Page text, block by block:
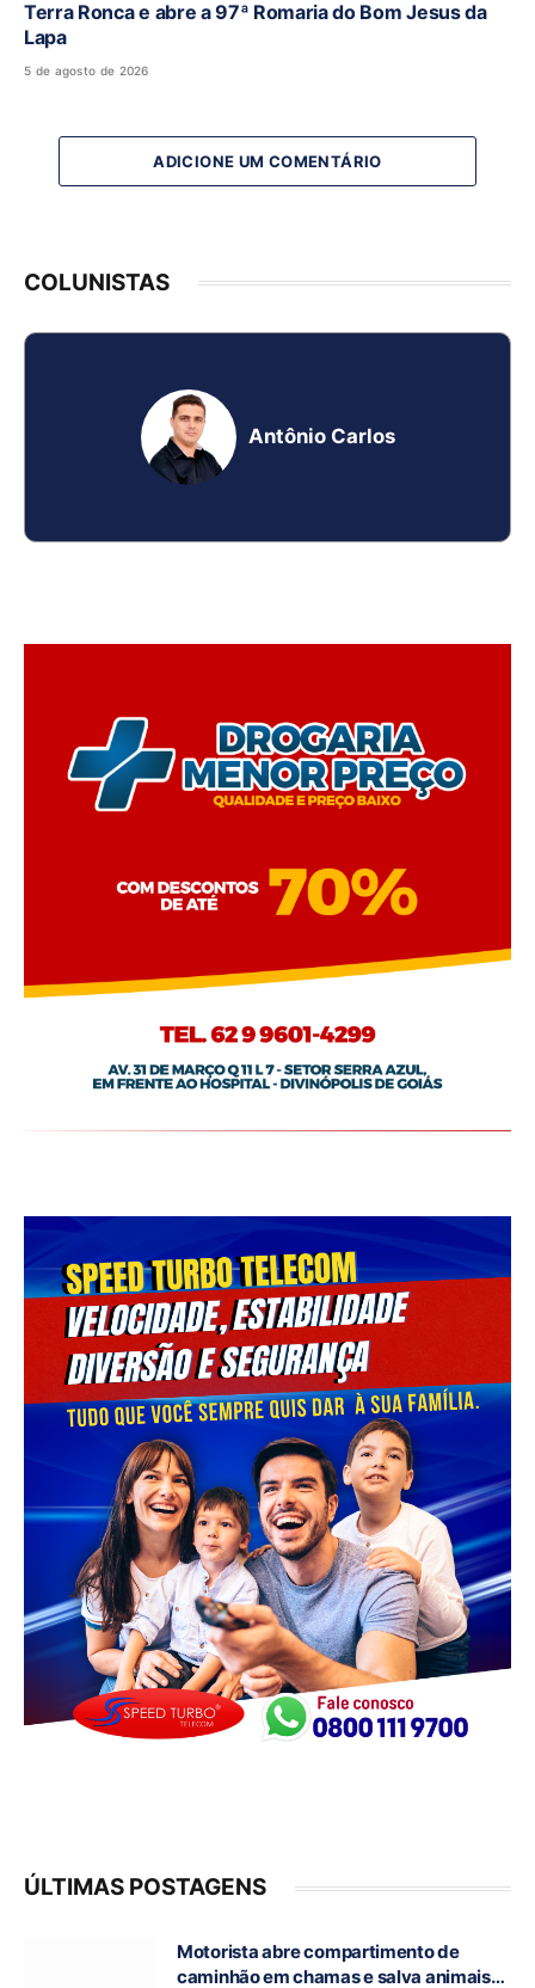
Terra Ronca e abre a 97ª Romaria do Bom Jesus da
Lapa
5 de agosto de 2026
ADICIONE UM COMENTÁRIO
COLUNISTAS
Antônio Carlos
ÚLTIMAS POSTAGENS
Motorista abre compartimento de
caminhão em chamas e salva animais